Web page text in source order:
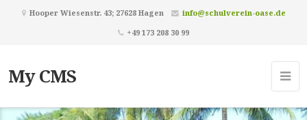
Hooper Wiesenstr. 43; 27628 Hagen
info@schulverein-oase.de
+49 173 208 30 99
My CMS